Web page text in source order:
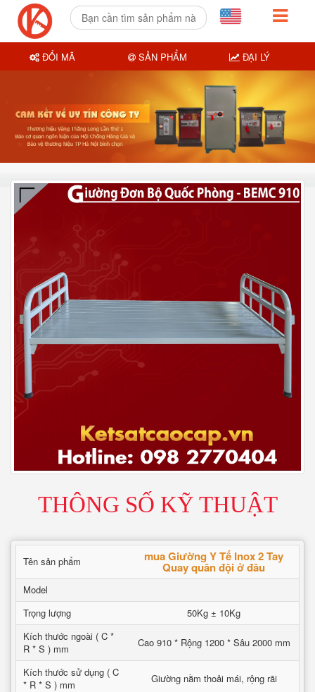
THÔNG SỐ KỸ THUẬT
Tên sản phẩm mua Giường Y Tế Inox 2 Tay
Quay quân đội ở đâu
Model
Trọng lượng
50Kg ± 10Kg
Kích thước ngoài ( C *
R * S ) mm
Cao 910 * Rộng 1200 * Sâu 2000 mm
Kích thước sử dụng ( C
* R * S ) mm
Giường nằm thoải mái, rộng rãi
ĐỔI MÃ SẢN PHẨM ĐẠI LÝ